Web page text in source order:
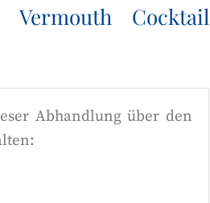
Cocktail
Abhandlung über den